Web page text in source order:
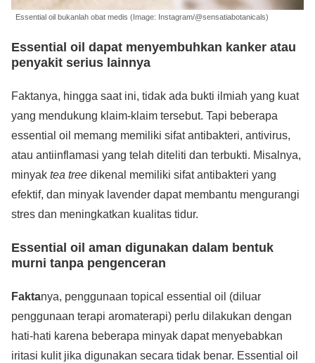
Essential oil bukanlah obat medis (Image: Instagram/@sensatiabotanicals)
Essential oil dapat menyembuhkan kanker atau
penyakit serius lainnya
Faktanya, hingga saat ini, tidak ada bukti ilmiah yang kuat
yang mendukung klaim-klaim tersebut. Tapi beberapa
essential oil memang memiliki sifat antibakteri, antivirus,
atau antiinflamasi yang telah diteliti dan terbukti. Misalnya,
minyak tea tree dikenal memiliki sifat antibakteri yang
efektif, dan minyak lavender dapat membantu mengurangi
stres dan meningkatkan kualitas tidur.
Essential oil aman digunakan dalam bentuk
murni tanpa pengenceran
Faktanya, penggunaan topical essential oil (diluar
penggunaan terapi aromaterapi) perlu dilakukan dengan
hati-hati karena beberapa minyak dapat menyebabkan
iritasi kulit jika digunakan secara tidak benar. Essential oil